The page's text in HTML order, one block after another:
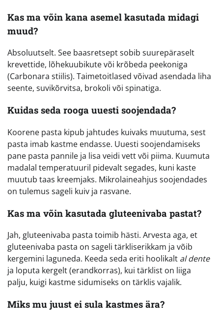
Kas ma võin kana asemel kasutada midagi
muud?
Absoluutselt. See baasretsept sobib suurepäraselt
krevettide, lõhekuubikute või krõbeda peekoniga
(Carbonara stiilis). Taimetoitlased võivad asendada liha
seente, suvikõrvitsa, brokoli või spinatiga.
Kuidas seda rooga uuesti soojendada?
Koorene pasta kipub jahtudes kuivaks muutuma, sest
pasta imab kastme endasse. Uuesti soojendamiseks
pane pasta pannile ja lisa veidi vett või piima. Kuumuta
madalal temperatuuril pidevalt segades, kuni kaste
muutub taas kreemjaks. Mikrolaineahjus soojendades
on tulemus sageli kuiv ja rasvane.
Kas ma võin kasutada gluteenivaba pastat?
Jah, gluteenivaba pasta toimib hästi. Arvesta aga, et
gluteenivaba pasta on sageli tärkliserikkam ja võib
kergemini laguneda. Keeda seda eriti hoolikalt al dente
ja loputa kergelt (erandkorras), kui tärklist on liiga
palju, kuigi kastme sidumiseks on tärklis vajalik.
Miks mu juust ei sula kastmes ära?